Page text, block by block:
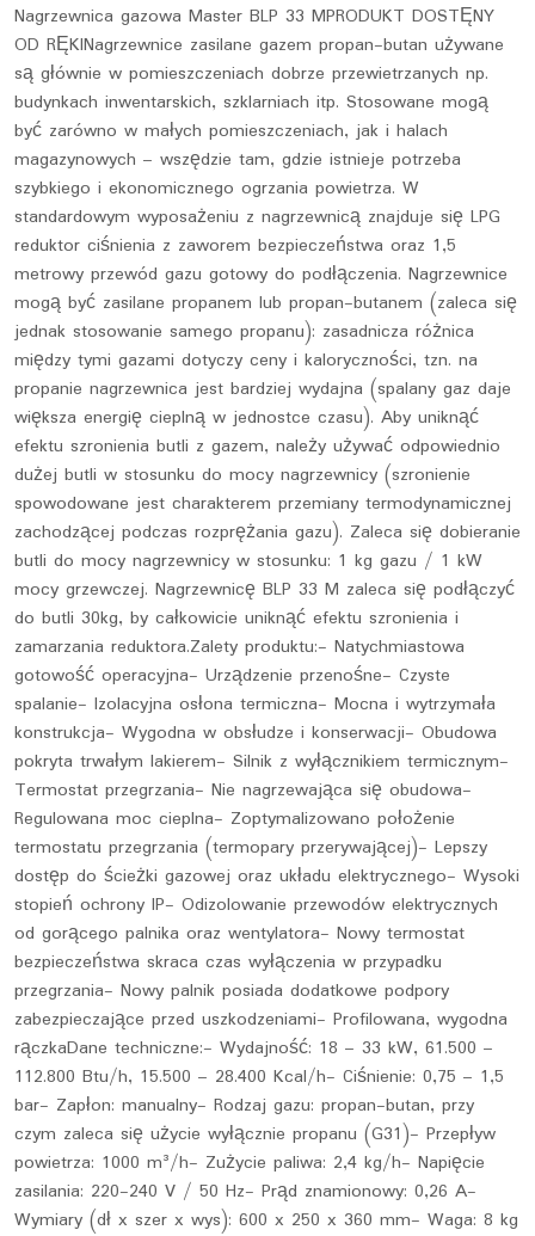
Nagrzewnica gazowa Master BLP 33 MPRODUKT DOSTĘNY
OD RĘKINagrzewnice zasilane gazem propan-butan używane
są głównie w pomieszczeniach dobrze przewietrzanych np.
budynkach inwentarskich, szklarniach itp. Stosowane mogą
być zarówno w małych pomieszczeniach, jak i halach
magazynowych – wszędzie tam, gdzie istnieje potrzeba
szybkiego i ekonomicznego ogrzania powietrza. W
standardowym wyposażeniu z nagrzewnicą znajduje się LPG
reduktor ciśnienia z zaworem bezpieczeństwa oraz 1,5
metrowy przewód gazu gotowy do podłączenia. Nagrzewnice
mogą być zasilane propanem lub propan-butanem (zaleca się
jednak stosowanie samego propanu): zasadnicza różnica
między tymi gazami dotyczy ceny i kaloryczności, tzn. na
propanie nagrzewnica jest bardziej wydajna (spalany gaz daje
większa energię cieplną w jednostce czasu). Aby uniknąć
efektu szronienia butli z gazem, należy używać odpowiednio
dużej butli w stosunku do mocy nagrzewnicy (szronienie
spowodowane jest charakterem przemiany termodynamicznej
zachodzącej podczas rozprężania gazu). Zaleca się dobieranie
butli do mocy nagrzewnicy w stosunku: 1 kg gazu / 1 kW
mocy grzewczej. Nagrzewnicę BLP 33 M zaleca się podłączyć
do butli 30kg, by całkowicie uniknąć efektu szronienia i
zamarzania reduktora.Zalety produktu:- Natychmiastowa
gotowość operacyjna- Urządzenie przenośne- Czyste
spalanie- Izolacyjna osłona termiczna- Mocna i wytrzymała
konstrukcja- Wygodna w obsłudze i konserwacji- Obudowa
pokryta trwałym lakierem- Silnik z wyłącznikiem termicznym-
Termostat przegrzania- Nie nagrzewająca się obudowa-
Regulowana moc cieplna- Zoptymalizowano położenie
termostatu przegrzania (termopary przerywającej)- Lepszy
dostęp do ścieżki gazowej oraz układu elektrycznego- Wysoki
stopień ochrony IP- Odizolowanie przewodów elektrycznych
od gorącego palnika oraz wentylatora- Nowy termostat
bezpieczeństwa skraca czas wyłączenia w przypadku
przegrzania- Nowy palnik posiada dodatkowe podpory
zabezpieczające przed uszkodzeniami- Profilowana, wygodna
rączkaDane techniczne:- Wydajność: 18 – 33 kW, 61.500 –
112.800 Btu/h, 15.500 – 28.400 Kcal/h- Ciśnienie: 0,75 – 1,5
bar- Zapłon: manualny- Rodzaj gazu: propan-butan, przy
czym zaleca się użycie wyłącznie propanu (G31)- Przepływ
powietrza: 1000 m³/h- Zużycie paliwa: 2,4 kg/h- Napięcie
zasilania: 220-240 V / 50 Hz- Prąd znamionowy: 0,26 A-
Wymiary (dł x szer x wys): 600 x 250 x 360 mm- Waga: 8 kg